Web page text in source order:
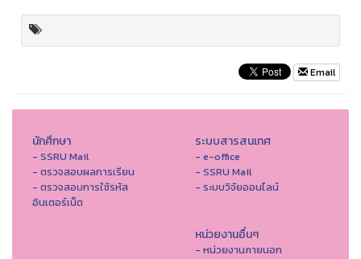
Email
นักศึกษา
- SSRU Mail
- ตรวจสอบผลการเรียน
- ตรวจสอบการใช้รหัส
อินเตอร์เน็ต
ระบบสารสนเทศ
- e-office
- SSRU Mail
- ระบบวิจัยออนไลน์
หน่วยงานอื่นๆ
- หน่วยงานภายนอก